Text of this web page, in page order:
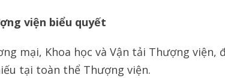
viện biểu quyết
mại, Khoa học và Vận tải Thượng viện,
tại toàn thể Thượng viện.